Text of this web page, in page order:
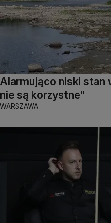
Alarmująco niski stan
nie są korzystne"
WARSZAWA